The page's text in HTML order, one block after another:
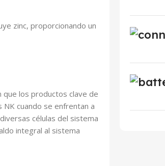
zinc, proporcionando un
que los productos clave de
cuando se enfrentan a
células del sistema
integral al sistema